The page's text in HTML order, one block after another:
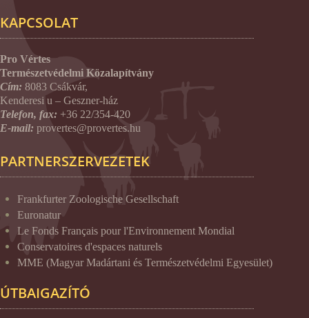
KAPCSOLAT
Pro Vértes
Természetvédelmi Közalapítvány
Cím: 8083 Csákvár,
Kenderesi u – Geszner-ház
Telefon, fax: +36 22/354-420
E-mail: provertes@provertes.hu
PARTNERSZERVEZETEK
Frankfurter Zoologische Gesellschaft
Euronatur
Le Fonds Français pour l'Environnement Mondial
Conservatoires d'espaces naturels
MME (Magyar Madártani és Természetvédelmi Egyesület)
ÚTBAIGAZÍTÓ